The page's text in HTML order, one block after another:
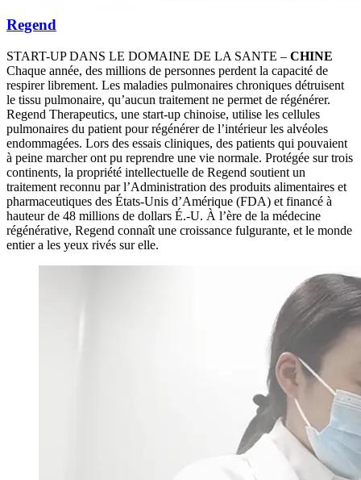
Regend
START-UP DANS LE DOMAINE DE LA SANTE – CHINE
Chaque année, des millions de personnes perdent la capacité de
respirer librement. Les maladies pulmonaires chroniques détruisent
le tissu pulmonaire, qu’aucun traitement ne permet de régénérer.
Regend Therapeutics, une start-up chinoise, utilise les cellules
pulmonaires du patient pour régénérer de l’intérieur les alvéoles
endommagées. Lors des essais cliniques, des patients qui pouvaient
à peine marcher ont pu reprendre une vie normale. Protégée sur trois
continents, la propriété intellectuelle de Regend soutient un
traitement reconnu par l’Administration des produits alimentaires et
pharmaceutiques des États-Unis d’Amérique (FDA) et financé à
hauteur de 48 millions de dollars É.-U. À l’ère de la médecine
régénérative, Regend connaît une croissance fulgurante, et le monde
entier a les yeux rivés sur elle.